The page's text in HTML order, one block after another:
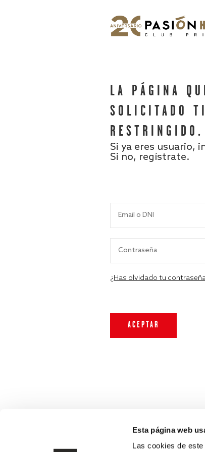
Esta página web
Las cookies de
LA PÁGINA
SOLICITADO
RESTRINGIDO.
Si ya eres usuario,
Si no, regístrate.
¿Has olvidado tu